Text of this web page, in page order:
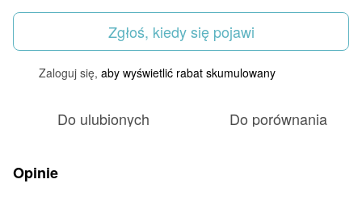
Zgłoś, kiedy się pojawi
Zaloguj się, aby wyświetlić rabat skumulowany
Do ulubionych Do porównania
Opinie